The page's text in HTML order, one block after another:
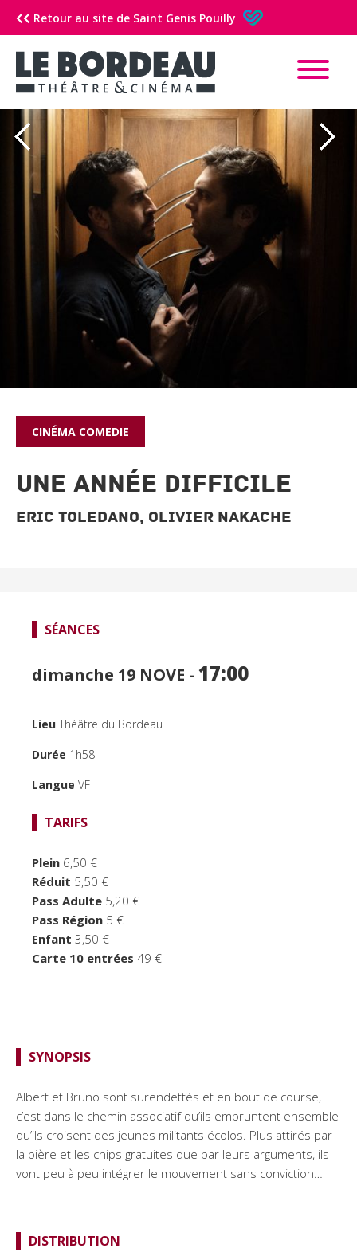
Retour au site de Saint Genis Pouilly
FOCUS CINÉMA
TEMPS FORTS
CINÉMA COMEDIE
Une Année Difficile
Eric Toledano, Olivier Nakache
SÉANCES
dimanche 19 NOVE - 17:00
Lieu Théâtre du Bordeau
Durée 1h58
Langue VF
TARIFS
Plein 6,50 €
Réduit 5,50 €
Pass Adulte 5,20 €
Pass Région 5 €
Enfant 3,50 €
Carte 10 entrées 49 €
SYNOPSIS
Albert et Bruno sont surendettés et en bout de course,
c’est dans le chemin associatif qu’ils empruntent ensemble
qu’ils croisent des jeunes militants écolos. Plus attirés par
la bière et les chips gratuites que par leurs arguments, ils
vont peu à peu intégrer le mouvement sans conviction…
DISTRIBUTION